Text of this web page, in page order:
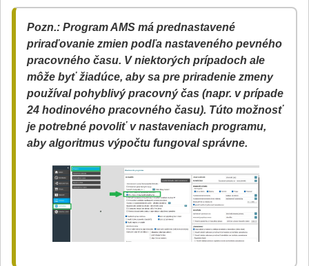
Pozn.: Program AMS má prednastavené
priraďovanie zmien podľa nastaveného pevného
pracovného času. V niektorých prípadoch ale
môže byť žiadúce, aby sa pre priradenie zmeny
používal pohyblivý pracovný čas (napr. v prípade
24 hodinového pracovného času). Túto možnosť
je potrebné povoliť v nastaveniach programu,
aby algoritmus výpočtu fungoval správne.